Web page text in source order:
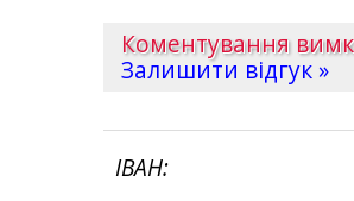
Коментування
Залишити відгук »
ІВАН